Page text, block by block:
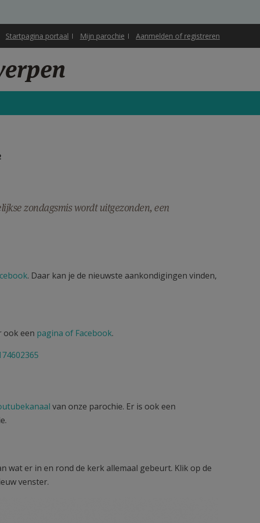
Startpagina portaal Mijn parochie Aanmelden of registreren
zondagsmis wordt uitgezonden, een
. Daar kan je de nieuwste aankondigingen vinden,
ook een pagina of Facebook.
van onze parochie. Er is ook een
wat er in en rond de kerk allemaal gebeurt. Klik op de
venster.